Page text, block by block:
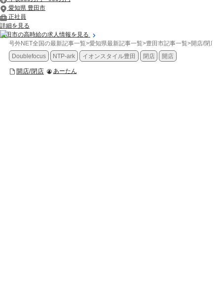
愛知県 豊田市
正社員
詳細を見る
豊田市の高時給の求人情報を見る
号外NET全国の最新記事一覧>愛知県最新記事一覧>豊田市記事一覧>開店/閉店
Doublefocus
NTP-ark イオンスタイル豊田 閉店 開店
開店/閉店 あーたん